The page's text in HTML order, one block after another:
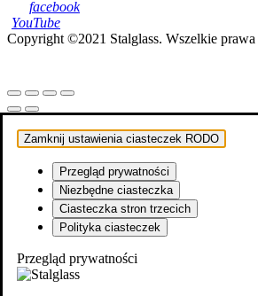
Copyright ©2021 Stalglass. Wszelkie prawa
Zamknij ustawienia ciasteczek RODO
Przegląd prywatności
Niezbędne ciasteczka
Ciasteczka stron trzecich
Polityka ciasteczek
Przegląd prywatności